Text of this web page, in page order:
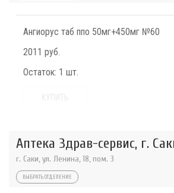
Ангиорус таб ппо 50мг+450мг №60
2011 руб.
Остаток: 1 шт.
Аптека Здрав-сервис, г.
г. Саки, ул. Ленина, 18, пом. 3
ВЫБРАТЬ ОТДЕЛЕНИЕ